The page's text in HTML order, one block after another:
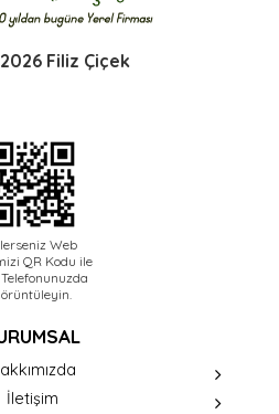
Filiz Çiçek
Web
QR Kodu ile
İletişim